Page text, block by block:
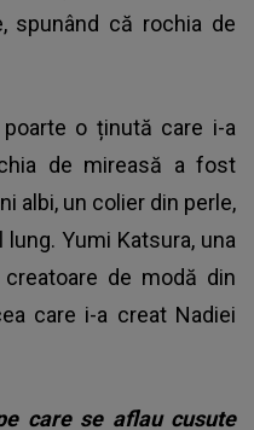
spunând că rochia de
o ținută care i-a
de mireasă a fost
albi, un colier din perle,
Yumi Katsura, una
de modă din
care i-a creat Nadiei
care se aflau cusute